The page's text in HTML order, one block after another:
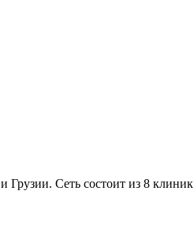
Грузии. Сеть состоит из 8 клиник